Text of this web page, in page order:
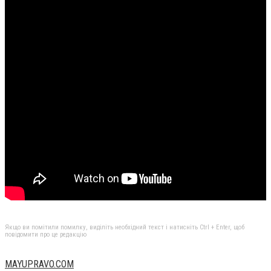
Якщо ви помітили помилку, виділіть необхідний текст і натисніть Ctrl + Enter, щоб
повідомити про це редакцію
MAYUPRAVO.COM